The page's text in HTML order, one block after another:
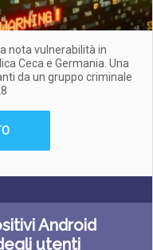
nota vulnerabilità in
Ceca e Germania. Una
da un gruppo criminale
Android
utenti